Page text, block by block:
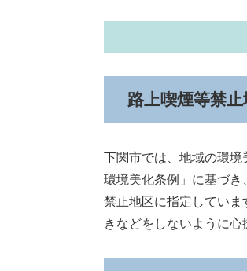
路上喫煙等禁
下関市では、地域の環
環境美化条例」に基づ
禁止地区に指定してい
きなどをしないように心